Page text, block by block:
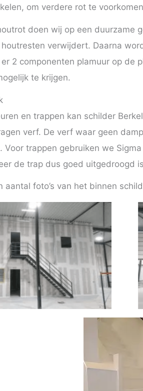
om verdere rot te
doen wij op een duurzame
verwijdert. Daarna
2 componenten plamuur op de
te krijgen.
en trappen kan schilder
verf. De verf waar geen
Voor trappen gebruiken we
de trap dus goed uitgedroogd
aantal foto’s van het binnen